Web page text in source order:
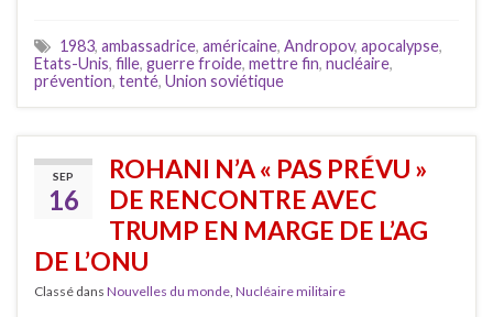
1983, ambassadrice, américaine, Andropov, apocalypse,
Etats-Unis, fille, guerre froide, mettre fin, nucléaire,
prévention, tenté, Union soviétique
SEP
16
ROHANI N’A « PAS PRÉVU »
DE RENCONTRE AVEC
TRUMP EN MARGE DE L’AG
DE L’ONU
Classé dans Nouvelles du monde Nucléaire militaire